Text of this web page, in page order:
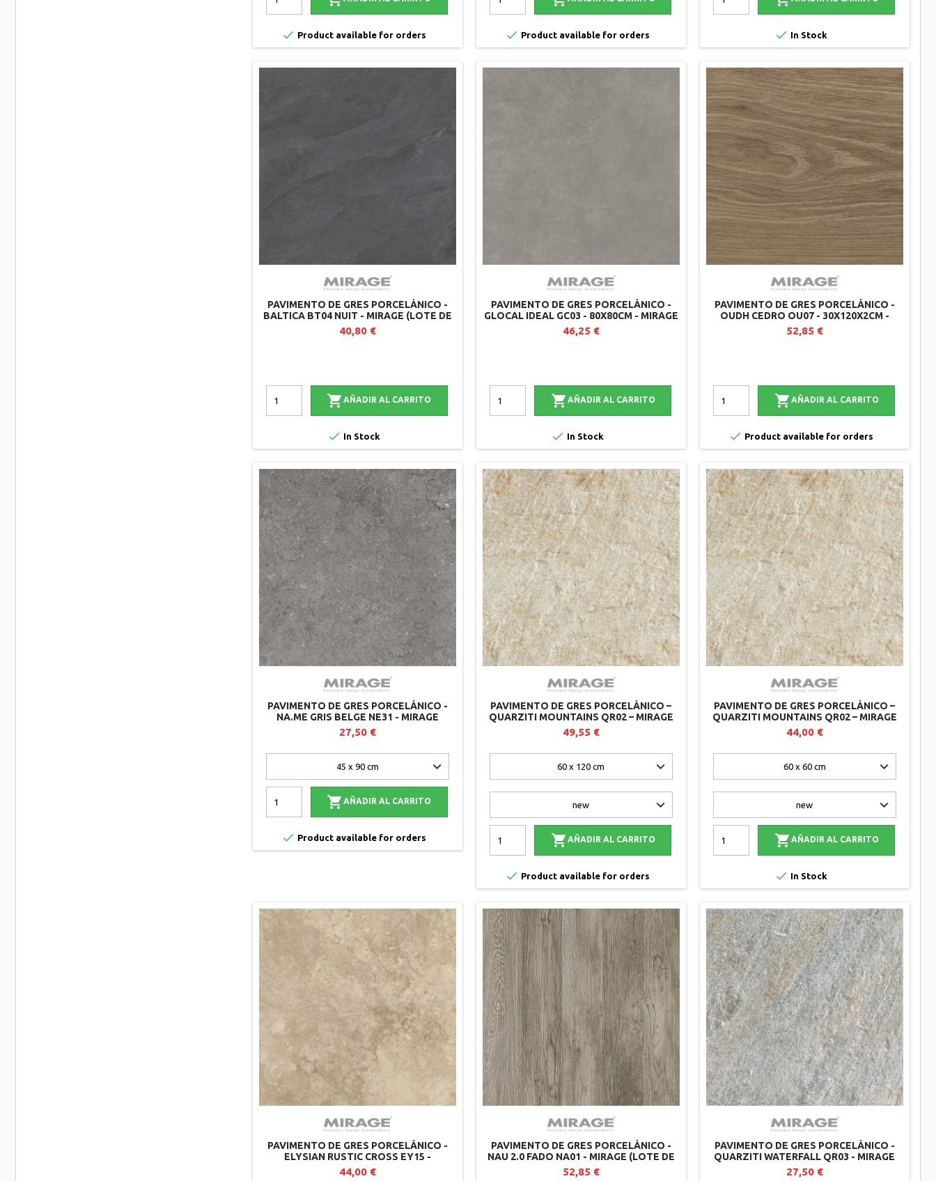
 Product available for orders  Product available for orders  In Stock
PAVIMENTO DE GRES PORCELÁNICO -
BALTICA BT04 NUIT - MIRAGE (LOTE DE
2)
40,80 €
AÑADIR AL CARRITO
 In Stock
PAVIMENTO DE GRES PORCELÁNICO -
GLOCAL IDEAL GC03 - 80X80CM - MIRAGE
46,25 €
 AÑADIR AL CARRITO
 In Stock
PAVIMENTO DE GRES PORCELÁNICO -
OUDH CEDRO OU07 - 30X120X2CM -
MIRAGE (LOTE DE 2)
52,85 €
 AÑADIR AL CARRITO
 Product available for orders
PAVIMENTO DE GRES PORCELÁNICO -
NA.ME GRIS BELGE NE31 - MIRAGE
27,50 €
AÑADIR AL CARRITO
 Product available for orders
PAVIMENTO DE GRES PORCELÁNICO –
QUARZITI MOUNTAINS QR02 – MIRAGE
49,55 €
 AÑADIR AL CARRITO
 Product available for orders
PAVIMENTO DE GRES PORCELÁNICO –
QUARZITI MOUNTAINS QR02 – MIRAGE
(LOTE DE 2)
44,00 €
 AÑADIR AL CARRITO
 In Stock
PAVIMENTO DE GRES PORCELÁNICO -
ELYSIAN RUSTIC CROSS EY15 -
60X60X2CM - MIRAGE (LOTE DE 2)
44,00 €
PAVIMENTO DE GRES PORCELÁNICO -
NAU 2.0 FADO NA01 - MIRAGE (LOTE DE
2)
52,85 €
PAVIMENTO DE GRES PORCELÁNICO -
QUARZITI WATERFALL QR03 - MIRAGE
27,50 €